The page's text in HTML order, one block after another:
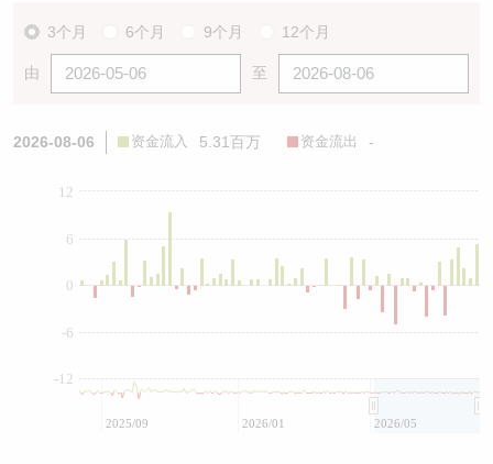
3个月 6个月 9个月 12个月
由 至
2026-08-06 资金流入 5.31百万 资金流出 -
0
-12
-6
6
12
2025/09 2026/01 2026/05